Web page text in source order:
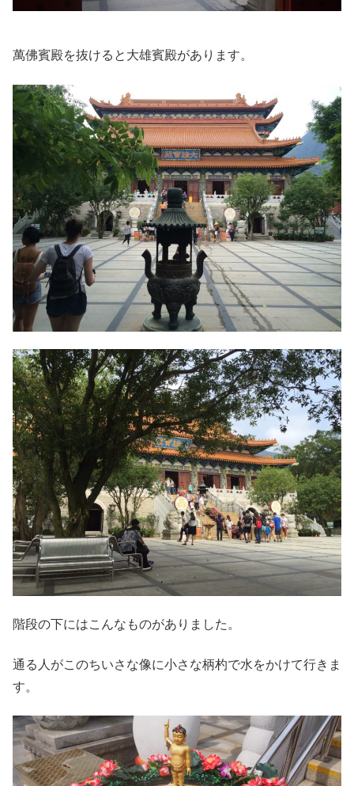
萬佛賓殿を抜けると大雄賓殿があります。
階段の下にはこんなものがありました。
通る人がこのちいさな像に小さな柄杓で水をかけて行きま
す。